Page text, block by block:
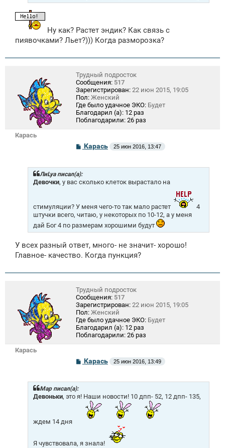
Ну как? Растет эндик? Как связь с
пиявочками? Льет?))) Когда разморозка?
Карась
Трудный подросток
Сообщения: 517
Зарегистрирован: 22 июн 2015, 19:05
Пол: Женский
Где было удачное ЭКО: Будет
Благодарил (а): 12 раз
Поблагодарили: 26 раз
С
б
щ
е
Карась 25 июн 2016, 13:47
ЛиLya писал(а):
Девочки, у вас сколько клеток вырастало на
стимуляции? У меня чего-то так мало растет
4
штучки всего, читаю, у некоторых по 10-12, а у меня
дай Бог 4 по размерам хорошими будут
У всех разный ответ, много- не значит- хорошо!
Главное- качество. Когда пункция?
Карась
Трудный подросток
Сообщения: 517
Зарегистрирован: 22 июн 2015, 19:05
Пол: Женский
Где было удачное ЭКО: Будет
Благодарил (а): 12 раз
Поблагодарили: 26 раз
С
о
б
е
Карась 25 июн 2016, 13:49
Mар писал(а):
Девоньки, это я! Наши новости! 10 дпп- 52, 12 дпп- 135,
ждем 14 дня
Я чувствовала, я знала!